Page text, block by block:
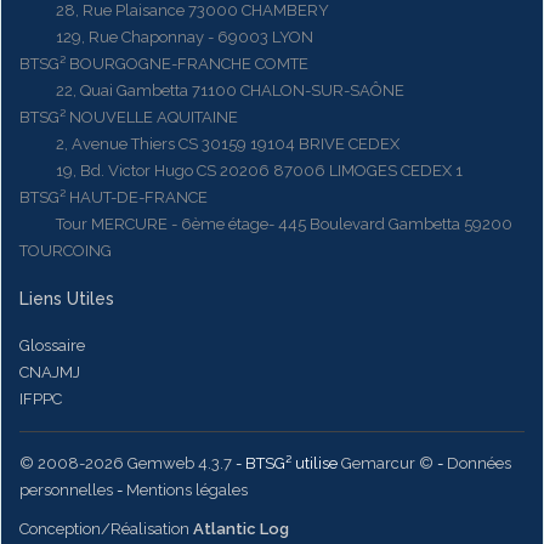
28, Rue Plaisance 73000 CHAMBERY
129, Rue Chaponnay - 69003 LYON
BTSG² BOURGOGNE-FRANCHE COMTE
22, Quai Gambetta 71100 CHALON-SUR-SAÔNE
BTSG² NOUVELLE AQUITAINE
2, Avenue Thiers CS 30159 19104 BRIVE CEDEX
19, Bd. Victor Hugo CS 20206 87006 LIMOGES CEDEX 1
BTSG² HAUT-DE-FRANCE
Tour MERCURE - 6ème étage- 445 Boulevard Gambetta 59200
TOURCOING
Liens Utiles
Glossaire
CNAJMJ
IFPPC
© 2008-2026 Gemweb 4.3.7 - BTSG² utilise Gemarcur © - Données
personnelles - Mentions légales
Conception/Réalisation Atlantic Log